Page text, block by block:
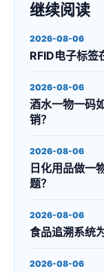
继续阅读
2026-08-06
RFID电子标签
2026-08-06
酒水一物一码
销？
2026-08-06
日化用品做一
题？
2026-08-06
食品追溯系统
2026-08-06